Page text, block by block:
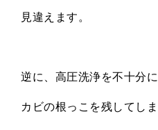
見違えます。
逆に、高圧洗浄を不十分
カビの根っこを残してしま